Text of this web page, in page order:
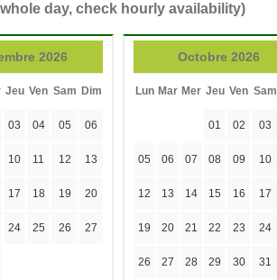
day, check hourly availability)
2026
Jeu Ven Sam Dim
03 04 05 06
10 11 12 13
17 18 19 20
24 25 26 27
Octobre 2026
Lun Mar Mer Jeu Ven Sam
01 02 03
05 06 07 08 09 10
12 13 14 15 16 17
19 20 21 22 23 24
26 27 28 29 30 31